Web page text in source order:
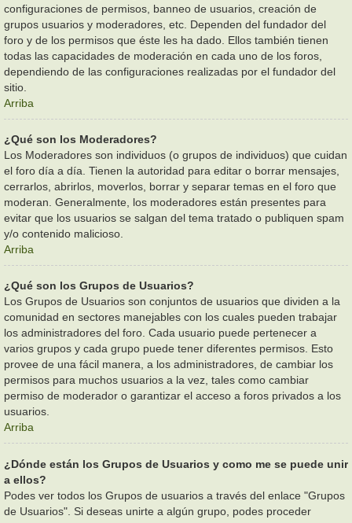
configuraciones de permisos, banneo de usuarios, creación de
grupos usuarios y moderadores, etc. Dependen del fundador del
foro y de los permisos que éste les ha dado. Ellos también tienen
todas las capacidades de moderación en cada uno de los foros,
dependiendo de las configuraciones realizadas por el fundador del
sitio.
Arriba
¿Qué son los Moderadores?
Los Moderadores son individuos (o grupos de individuos) que cuidan
el foro día a día. Tienen la autoridad para editar o borrar mensajes,
cerrarlos, abrirlos, moverlos, borrar y separar temas en el foro que
moderan. Generalmente, los moderadores están presentes para
evitar que los usuarios se salgan del tema tratado o publiquen spam
y/o contenido malicioso.
Arriba
¿Qué son los Grupos de Usuarios?
Los Grupos de Usuarios son conjuntos de usuarios que dividen a la
comunidad en sectores manejables con los cuales pueden trabajar
los administradores del foro. Cada usuario puede pertenecer a
varios grupos y cada grupo puede tener diferentes permisos. Esto
provee de una fácil manera, a los administradores, de cambiar los
permisos para muchos usuarios a la vez, tales como cambiar
permiso de moderador o garantizar el acceso a foros privados a los
usuarios.
Arriba
¿Dónde están los Grupos de Usuarios y como me se puede unir
a ellos?
Podes ver todos los Grupos de usuarios a través del enlace "Grupos
de Usuarios". Si deseas unirte a algún grupo, podes proceder